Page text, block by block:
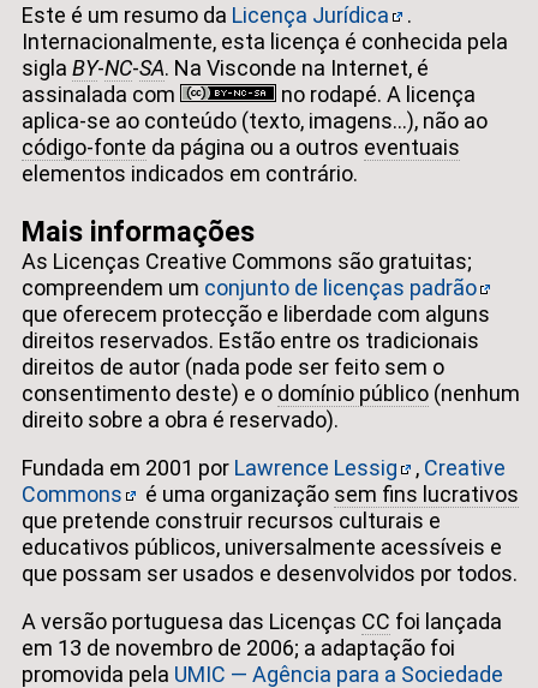
Este é um resumo da Licença Jurídica
.
Internacionalmente, esta licença é conhecida pela
sigla BY-NC-SA. Na Visconde na Internet, é
assinalada com
no rodapé. A licença
aplica-se ao conteúdo (texto, imagens...), não ao
código-fonte da página ou a outros eventuais
elementos indicados em contrário.
Mais informações
As Licenças Creative Commons são gratuitas;
compreendem um conjunto de licenças padrão
que oferecem protecção e liberdade com alguns
direitos reservados. Estão entre os tradicionais
direitos de autor (nada pode ser feito sem o
consentimento deste) e o domínio público (nenhum
direito sobre a obra é reservado).
Fundada em 2001 por Lawrence Lessig , Creative
Commons
é uma organização sem fins lucrativos
que pretende construir recursos culturais e
educativos públicos, universalmente acessíveis e
que possam ser usados e desenvolvidos por todos.
A versão portuguesa das Licenças CC foi lançada
em 13 de novembro de 2006; a adaptação foi
promovida pela UMIC — Agência para a Sociedade